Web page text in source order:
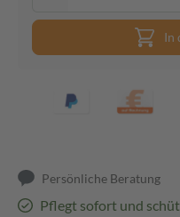
In
Persönliche Beratung
Pflegt sofort und